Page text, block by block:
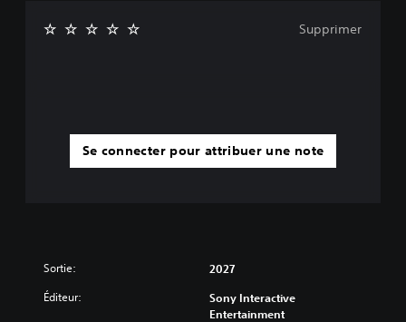
Se connecter pour attribuer une note
Supprimer
Sortie: 2027
Éditeur:
Sony Interactive
Entertainment